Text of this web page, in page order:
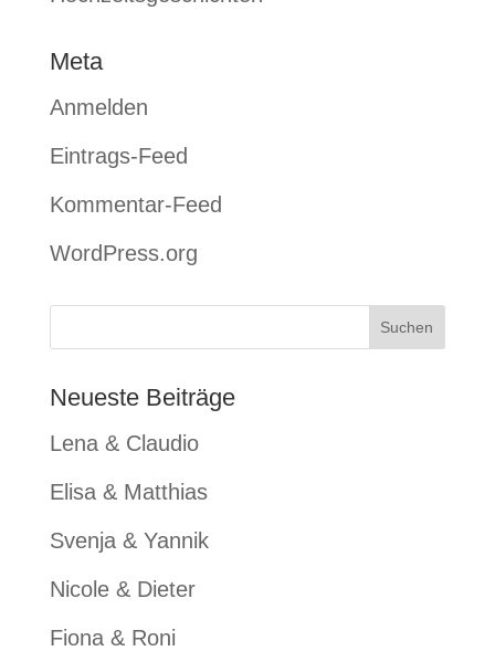
Meta
Anmelden
Eintrags-Feed
Kommentar-Feed
WordPress.org
Neueste Beiträge
Lena & Claudio
Elisa & Matthias
Svenja & Yannik
Nicole & Dieter
Fiona & Roni